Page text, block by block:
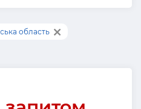
область